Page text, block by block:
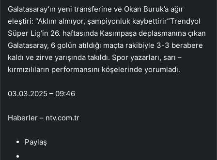
Galatasaray’ın yeni transferine ve Okan Buruk’a ağır
eleştiri: “Aklım almıyor, şampiyonluk kaybettirir”Trendyol
Süper Lig’in 26. haftasında Kasımpaşa deplasmanına çıkan
Galatasaray, 6 golün atıldığı maçta rakibiyle 3-3 berabere
kaldı ve zirve yarışında takıldı. Spor yazarları, sarı –
kırmızılıların performansını köşelerinde yorumladı.
03.03.2025 – 09:46
Haberler – ntv.com.tr
Paylaş